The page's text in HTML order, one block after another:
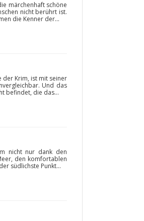
märchenhaft schöne
nicht berührt ist.
die Kenner der...
der Krim, ist mit seiner
Und das
befindet, die das...
nicht nur dank den
den komfortablen
südlichste Punkt...